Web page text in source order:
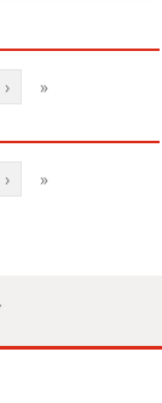
› »
› »